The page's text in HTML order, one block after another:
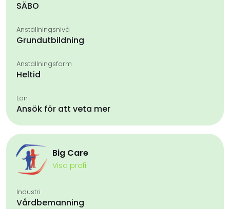
SÄBO
Anställningsnivå
Grundutbildning
Anställningsform
Heltid
Lön
Ansök för att veta mer
Big Care
Visa profil
Industri
Vårdbemanning